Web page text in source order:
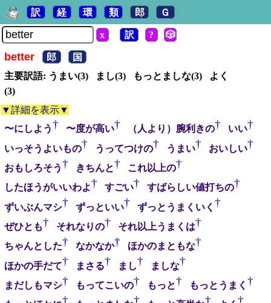
訳 経 環 類 郎 Ｇ
x 訳 ? 🎲
better 郎
国
主要訳語: うまい(3) まし(3) もっとましな(3) よく
(3)
▼詳細を表示▼
〜にしよう† 〜度が高い† （人より）腕利きの† いい†
いっそうよいもの† うってつけの† うまい† おいしい†
おもしろそう† きちんと† これ以上の†
したほうがいいわよ† すごい† すばらしい値打ちの†
ずいぶんマシ† ずっといい† ずっとうまくいく †
ぜひとも† それなりの† それ以上うまくは†
ちゃんとした† なかなか† ほかのまともな†
ほかの手だて† まさる† まし† ましな†
まだしもマシ† もってこいの† もっと† もっとうまく †
† † † †